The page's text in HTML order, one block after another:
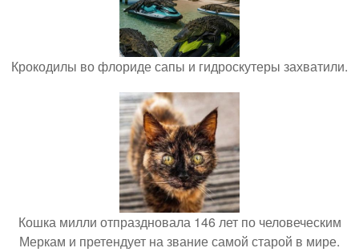
Крокодилы во флориде сапы и гидроскутеры захватили.
Кошка милли отпраздновала 146 лет по человеческим
Меркам и претендует на звание самой старой в мире.